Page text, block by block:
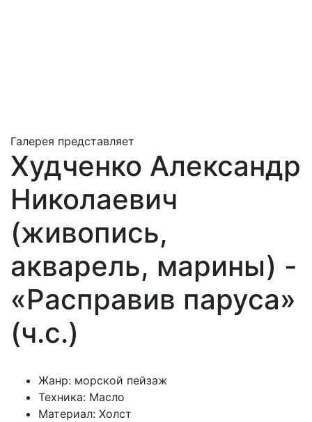
Галерея представляет
Худченко Александр
Николаевич
(живопись,
акварель, марины) -
«Расправив паруса»
(ч.с.)
Жанр: морской пейзаж
Техника: Масло
Материал: Холст